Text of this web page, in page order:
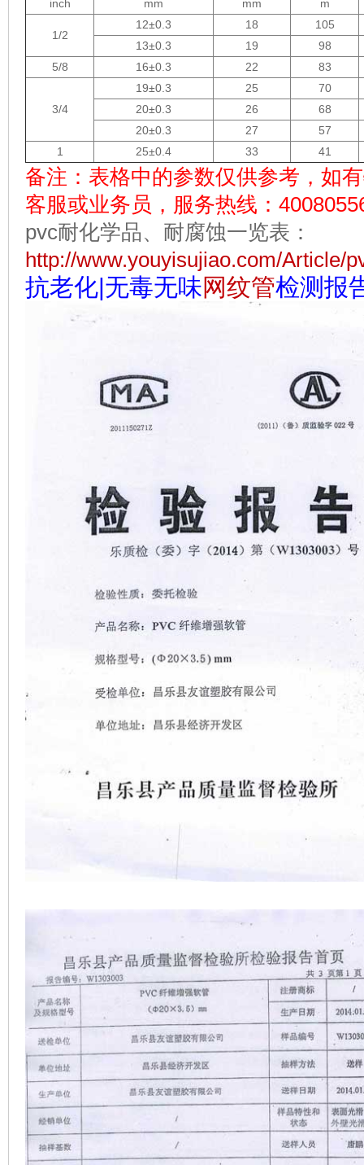
inch mm mm m
1/2
12±0.3 18
105
13±0.3
19
98
5/8
16±0.3 22 83
3/4
19±0.3 25
70
20±0.3
26
68
20±0.3
27
57
1
25±0.4 33 41
备注：表格中的参数仅供参考，如
客服或业务员，服务热线：
pvc耐化学品、耐腐蚀一览表：
http://www.youyisujiao.com/Article/
抗老化|无毒无味网纹管检测报